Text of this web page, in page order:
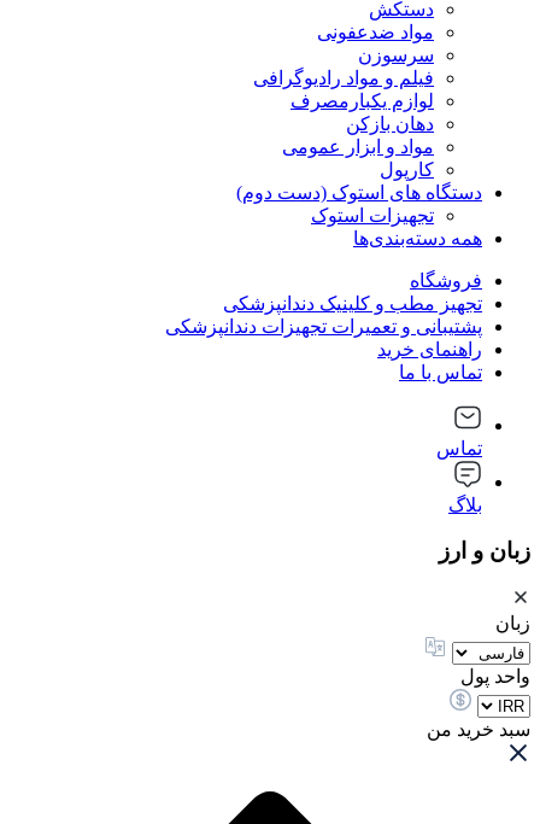
دستکش
مواد ضدعفونی
سرسوزن
فیلم و مواد رادیوگرافی
لوازم یکبارمصرف
دهان بازکن
مواد و ابزار عمومی
کارپول
دستگاه های استوک (دست دوم)
تجهیزات استوک
همه دسته‌بندی‌ها
فروشگاه
تجهیز مطب و کلینیک دندانپزشکی
پشتیبانی و تعمیرات تجهیزات دندانپزشکی
راهنمای خرید
تماس با ما
تماس
بلاگ
زبان و ارز
زبان
واحد پول
سبد خرید من